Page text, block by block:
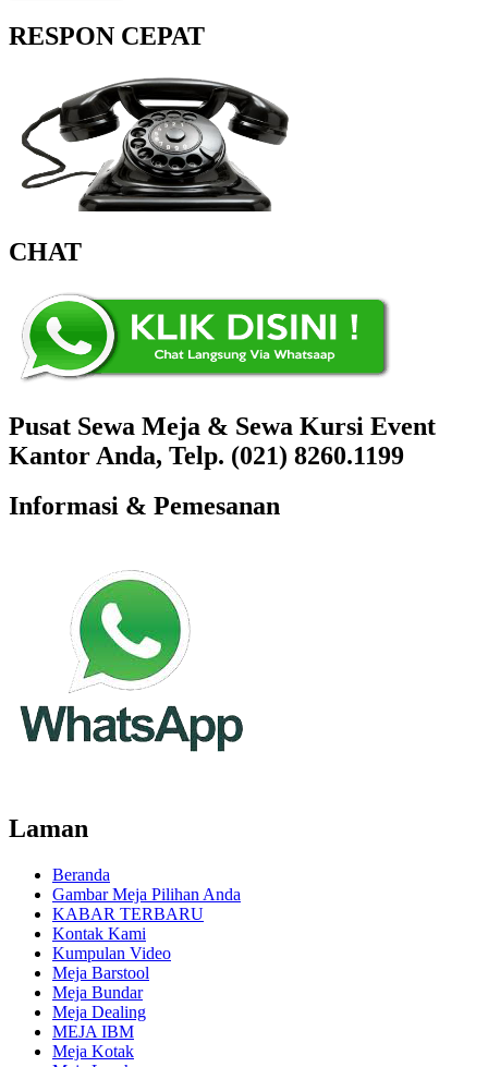
RESPON CEPAT
CHAT
Pusat Sewa Meja & Sewa Kursi Event
Kantor Anda, Telp. (021) 8260.1199
Informasi & Pemesanan
Laman
Beranda
Gambar Meja Pilihan Anda
KABAR TERBARU
Kontak Kami
Kumpulan Video
Meja Barstool
Meja Bundar
Meja Dealing
MEJA IBM
Meja Kotak